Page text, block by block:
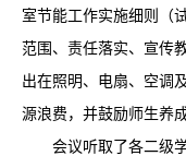
室节能工作实施细则（
范围、责任落实、宣传
出在照明、电扇、空调
源浪费，并鼓励师生养
会议听取了各二级